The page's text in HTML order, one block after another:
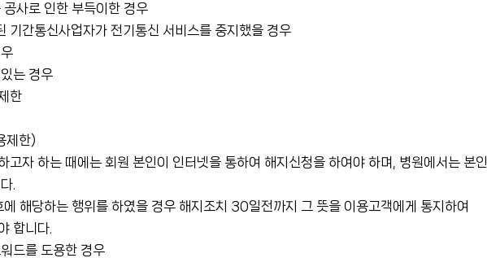
사로 인한 부득이한 경우
기간통신사업자가 전기통신 서비스를 중지했을 경우
는 경우
한
제한)
고자 하는 때에는 회원 본인이 인터넷을 통하여 해지신청을 하여야 하며, 병원에서는 본인
.
해당하는 행위를 하였을 경우 해지조치 30일전까지 그 뜻을 이용고객에게 통지하여
합니다.
드를 도용한 경우